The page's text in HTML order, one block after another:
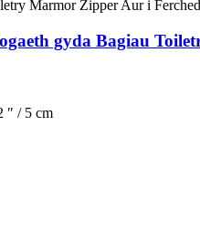
gyda Bagiau
″ / 5 cm